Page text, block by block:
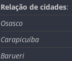
Relação de cidades:
Osasco
Carapicuíba
Barueri